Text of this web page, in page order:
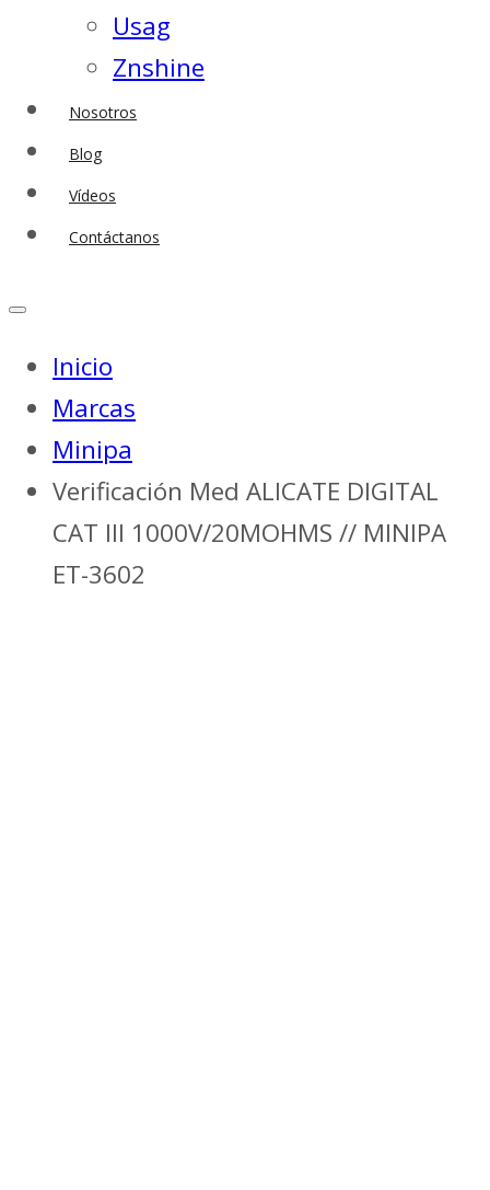
Usag
Znshine
Nosotros
Blog
Vídeos
Contáctanos
Inicio
Marcas
Minipa
Verificación Med ALICATE DIGITAL
CAT III 1000V/20MOHMS // MINIPA
ET-3602